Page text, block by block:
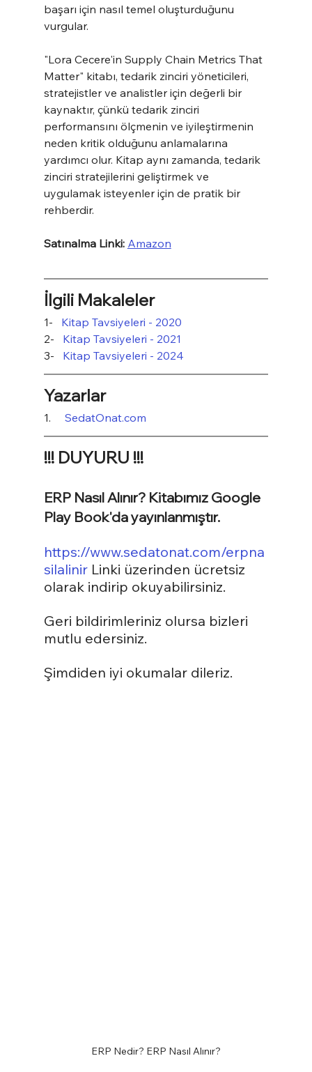
başarı için nasıl temel oluşturduğunu
vurgular.
"Lora Cecere'in Supply Chain Metrics That
Matter" kitabı, tedarik zinciri yöneticileri,
stratejistler ve analistler için değerli bir
kaynaktır, çünkü tedarik zinciri
performansını ölçmenin ve iyileştirmenin
neden kritik olduğunu anlamalarına
yardımcı olur. Kitap aynı zamanda, tedarik
zinciri stratejilerini geliştirmek ve
uygulamak isteyenler için de pratik bir
rehberdir.
Satınalma Linki: Amazon
İlgili Makaleler
1- Kitap Tavsiyeleri - 2020
2- Kitap Tavsiyeleri - 2021
3- Kitap Tavsiyeleri - 2024
Yazarlar
1. SedatOnat.com
!!! DUYURU !!!
ERP Nasıl Alınır? Kitabımız Google
Play Book'da yayınlanmıştır.
https://www.sedatonat.com/erpna
silalinir Linki üzerinden ücretsiz
olarak indirip okuyabilirsiniz.
Geri bildirimleriniz olursa bizleri
mutlu edersiniz.
Şimdiden iyi okumalar dileriz.
ERP Nedir? ERP Nasıl Alınır?